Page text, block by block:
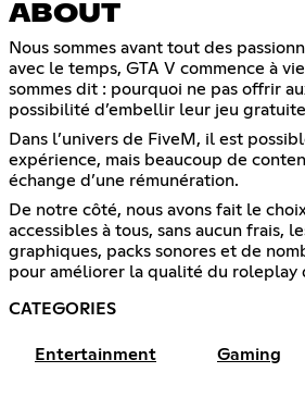
ABOUT
Nous sommes avant tout des
avec le temps, GTA V commence à
sommes dit : pourquoi ne pas offrir
possibilité d’embellir leur jeu
Dans l’univers de FiveM, il est
expérience, mais beaucoup de
échange d’une rémunération.
De notre côté, nous avons fait le
accessibles à tous, sans aucun frais,
graphiques, packs sonores et de
pour améliorer la qualité du roleplay
CATEGORIES
Entertainment Gaming